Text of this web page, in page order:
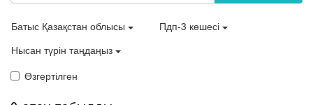
Батыс Қазақстан облысы
Пдп-3 көшесі
Нысан түрін таңдаңыз
Өзгертілген